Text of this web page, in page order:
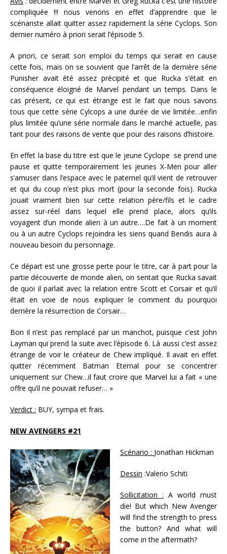
compliquée !!! nous venons en effet d’apprendre que le
scénariste allait quitter assez rapidement la série Cyclops. Son
dernier numéro à priori serait l’épisode 5.
A priori, ce serait son emploi du temps qui serait en cause
cette fois, mais on se souvient que l’arrêt de la dernière série
Punisher avait été assez précipité et que Rucka s’était en
conséquence éloigné de Marvel pendant un temps. Dans le
cas présent, ce qui est étrange est le fait que nous savons
tous que cette série Cylcops a une durée de vie limitée…enfin
plus limitée qu’une série normale dans le marché actuelle, pas
tant pour des raisons de vente que pour des raisons d’histoire.
En effet la base du titre est que le jeune Cyclope se prend une
pause et quitte temporairement les jeunes X-Men pour aller
s’amuser dans l’espace avec le paternel qu’il vient de retrouver
et qui du coup n’est plus mort (pour la seconde fois). Rucka
jouait vraiment bien sur cette relation père/fils et le cadre
assez sur-réel dans lequel elle prend place, alors qu’ils
voyagent d’un monde alien à un autre….De fait à un moment
ou à un autre Cyclops rejoindra les siens quand Bendis aura à
nouveau besoin du personnage.
Ce départ est une grosse perte pour le titre, car à part pour la
partie découverte de monde alien, on sentait que Rucka savait
de quoi il parlait avec la relation entre Scott et Corsair et qu’il
était en voie de nous expliquer le comment du pourquoi
derrière la résurrection de Corsair…
Bon il n’est pas remplacé par un manchot, puisque c’est John
Layman qui prend la suite avec l’épisode 6. Là aussi c’est assez
étrange de voir le créateur de Chew impliqué. Il avait en effet
quitter récemment Batman Eternal pour se concentrer
uniquement sur Chew…il faut croire que Marvel lui a fait « une
offre qu’il ne pouvait refuser… »
Verdict : BUY, sympa et frais.
NEW AVENGERS #21
Scénario : Jonathan Hickman
Dessin :Valerio Schiti
Sollicitation : A world must
die! But which New Avenger
will find the strength to press
the button? And what will
come in the aftermath?